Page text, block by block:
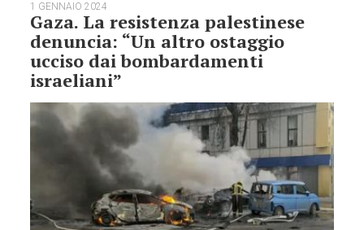
1 GENNAIO 2024
Gaza. La resistenza palestinese
denuncia: “Un altro ostaggio
ucciso dai bombardamenti
israeliani”